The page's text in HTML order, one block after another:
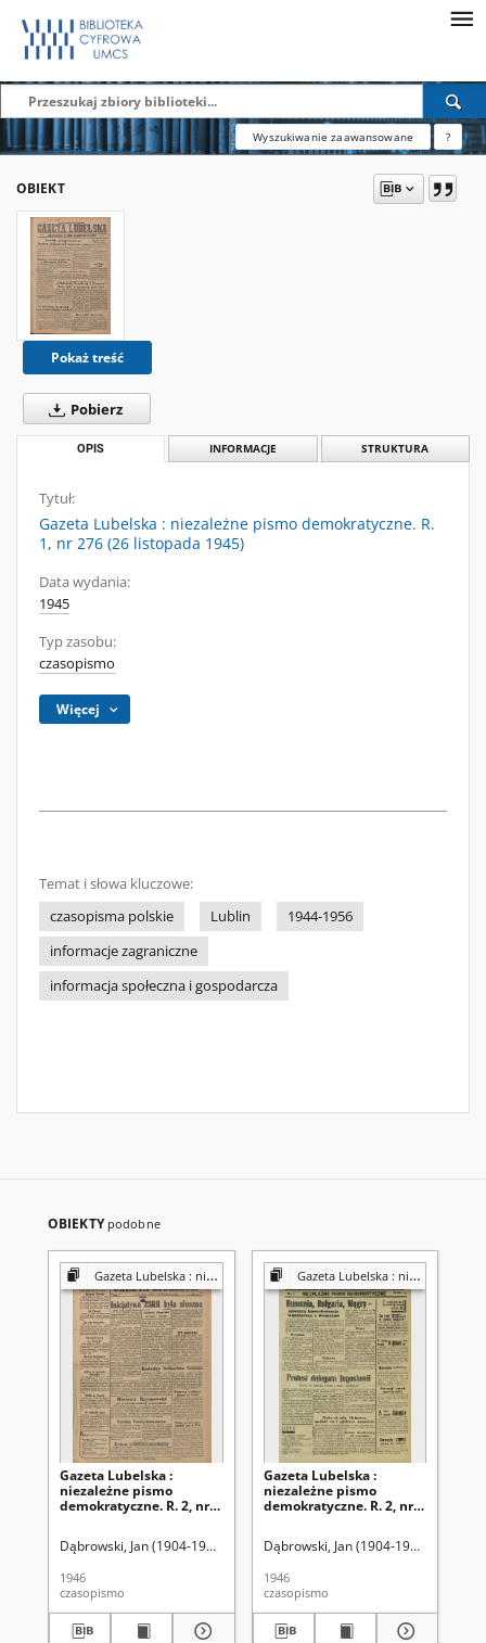
Wyszukiwanie zaawansowane ?
OBIEKT
Pokaż treść
Pobierz
OPIS INFORMACJE STRUKTURA
Tytuł:
Gazeta Lubelska : niezależne pismo demokratyczne. R.
1, nr 276 (26 listopada 1945)
Data wydania:
1945
Typ zasobu:
czasopismo
Więcej
Temat i słowa kluczowe:
czasopisma polskie
Lublin
1944-1956
informacje zagraniczne
informacja społeczna i gospodarcza
OBIEKTY podobne
Gazeta Lubelska : niezależny organ demokratyczny
Gazeta Lubelska :
niezależne pismo
demokratyczne. R. 2, nr
Dąbrowski, Jan (1904-1964). Red
1946
czasopismo
Gazeta Lubelska : niezależny organ demokratyczny
Gazeta Lubelska :
niezależne pismo
demokratyczne. R. 2, nr
Dąbrowski, Jan (1904-1964). Red
1946
czasopismo